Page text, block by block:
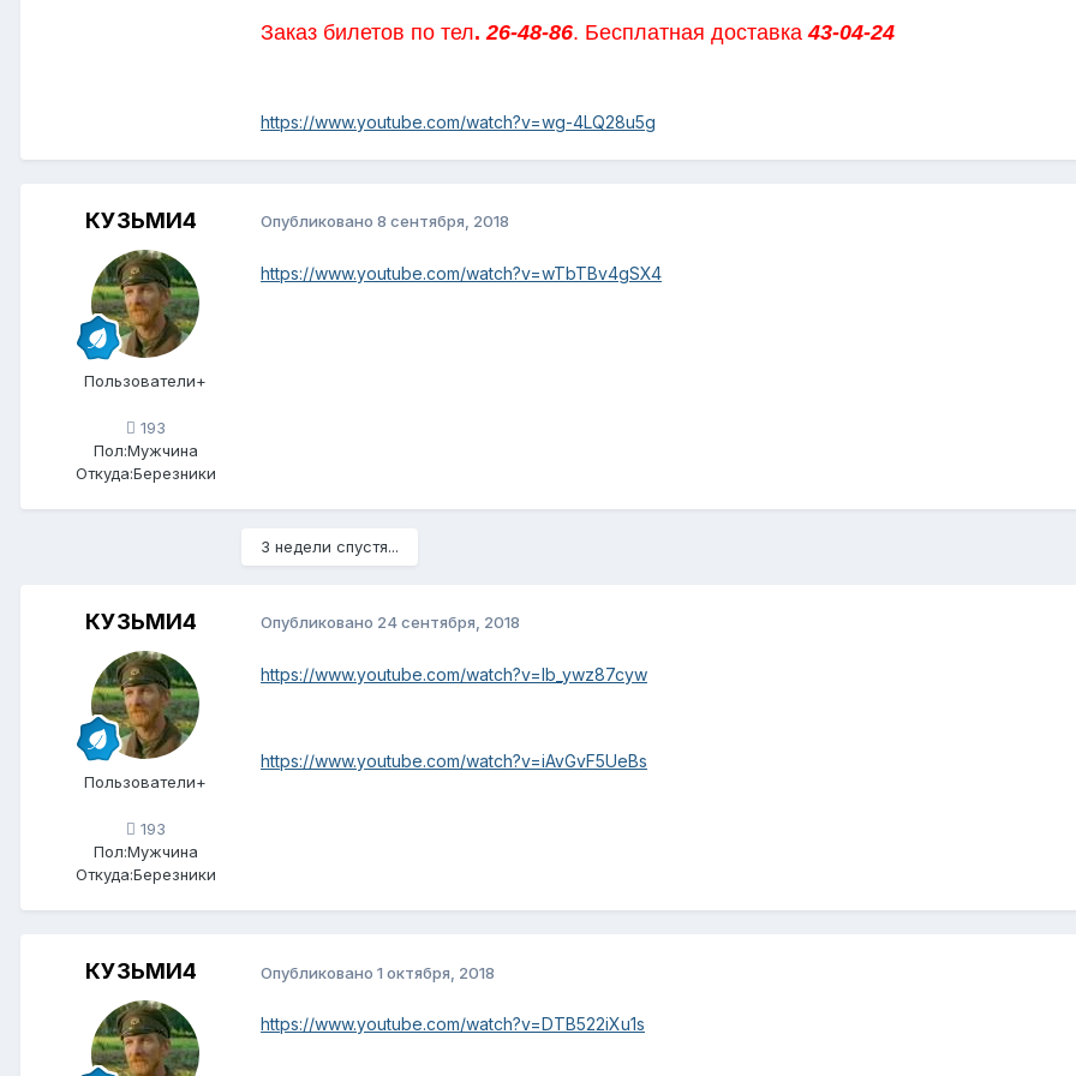
Заказ билетов по тел. 26-48-86. Бесплатная доставка43-04-24
https://www.youtube.com/watch?v=wg-4LQ28u5g
КУЗЬМИ4
Пользователи+
193
Пол:Мужчина
Откуда:Березники
Опубликовано 8 сентября, 2018
https://www.youtube.com/watch?v=wTbTBv4gSX4
3 недели спустя...
КУЗЬМИ4
Пользователи+
193
Пол:Мужчина
Откуда:Березники
Опубликовано 24 сентября, 2018
https://www.youtube.com/watch?v=Ib_ywz87cyw
https://www.youtube.com/watch?v=iAvGvF5UeBs
КУЗЬМИ4 Опубликовано 1 октября, 2018
https://www.youtube.com/watch?v=DTB522iXu1s